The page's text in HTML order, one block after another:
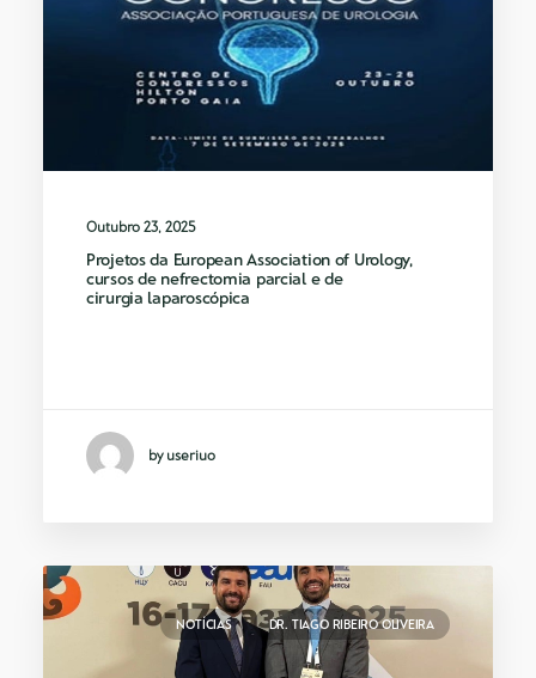
Outubro 23, 2025
Projetos da European Association of Urology,
cursos de nefrectomia parcial e de
cirurgia laparoscópica
by useriuo
NOTÍCIAS DR. TIAGO RIBEIRO OLIVEIRA